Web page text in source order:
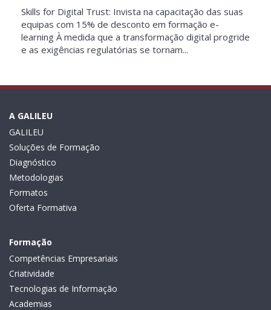
Skills for Digital Trust: Invista na capacitação das suas
equipas com 15% de desconto em formação e-
learning À medida que a transformação digital progride
e as exigências regulatórias se tornam...
A GALILEU
GALILEU
Soluções de Formação
Diagnóstico
Metodologias
Formatos
Oferta Formativa
Formação
Competências Empresariais
Criatividade
Tecnologias de Informação
Academias